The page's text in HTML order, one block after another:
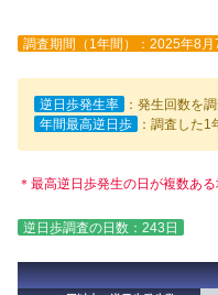
調査期間（1年間）：2025年8
逆日歩発生率
：発生回数を
年間最高逆日歩
：調査した
＊最高逆日歩発生の日が複数あ
逆日歩調査の日数：243日